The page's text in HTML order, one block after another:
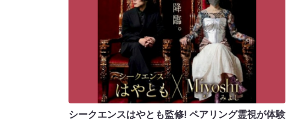
シークエンスはやとも監修! ペアリング霊視が体験